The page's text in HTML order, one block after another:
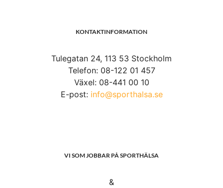
KONTAKTINFORMATION
Tulegatan 24, 113 53 Stockholm
Telefon: 08-122 01 457
Växel: 08-441 00 10
E-post: info@sporthalsa.se
VI SOM JOBBAR PÅ SPORTHÄLSA
&